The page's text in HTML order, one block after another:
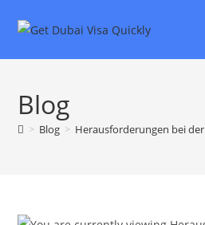
Blog
> Blog > Herausforderungen bei